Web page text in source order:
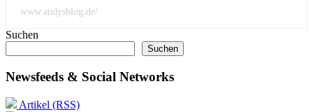
www.andysblog.de/
Suchen
Suchen
Newsfeeds & Social Networks
Artikel (RSS)